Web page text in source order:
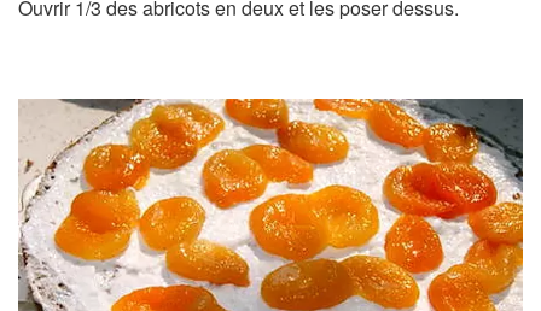
Ouvrir 1/3 des abricots en deux et les poser dessus.